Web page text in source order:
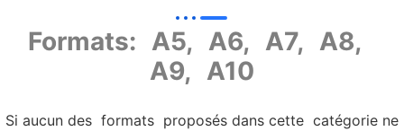
Formats: A5, A6, A7, A8,
A9, A10
Si aucun des formats proposés dans cette catégorie ne